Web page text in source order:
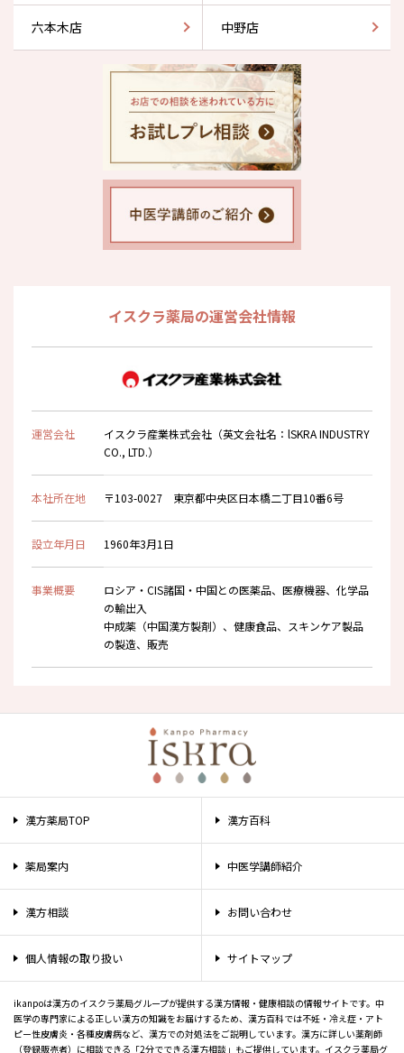
六本木店 中野店
イスクラ薬局の運営会社情報
運営会社
イスクラ産業株式会社（英文会社名：lSKRA INDUSTRY
CO., LTD.）
本社所在地 〒103-0027 東京都中央区日本橋二丁目10番6号
設立年月日 1960年3月1日
事業概要
ロシア・CIS諸国・中国との医薬品、医療機器、化学品
の輸出入
中成薬（中国漢方製剤）、健康食品、スキンケア製品
の製造、販売
漢方薬局TOP 漢方百科
薬局案内 中医学講師紹介
漢方相談 お問い合わせ
個人情報の取り扱い サイトマップ
ikanpoは漢方のイスクラ薬局グループが提供する漢方情報・健康相談の情報サイトです。中
医学の専門家による正しい漢方の知識をお届けするため、漢方百科では不妊・冷え症・アト
ピー性皮膚炎・各種皮膚病など、漢方での対処法をご説明しています。漢方に詳しい薬剤師
（登録販売者）に相談できる「2分でできる漢方相談」もご提供しています。イスクラ薬局グ